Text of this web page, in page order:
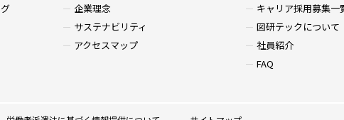
企業理念
サステナビリティ
アクセスマップ
キャリア採用募集一
図研テックについて
社員紹介
FAQ